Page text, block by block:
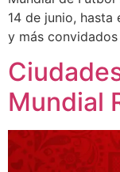
14 de junio, hasta
y más
Mundial